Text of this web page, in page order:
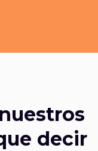
decir